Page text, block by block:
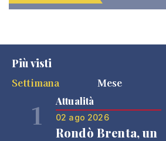
Più visti
Settimana
Mese
1 Attualità
02 ago 2026
Rondò Brenta, un